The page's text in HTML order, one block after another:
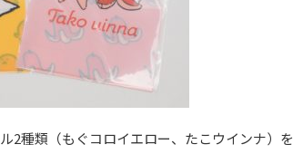
2種類（もぐコロイエロー、たこウインナ）を